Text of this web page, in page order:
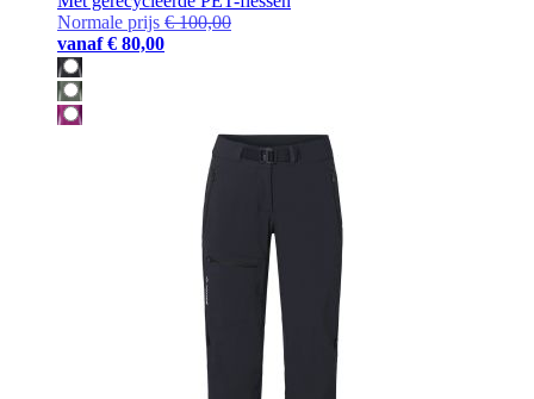
Normale prijs € 100,00
vanaf € 80,00